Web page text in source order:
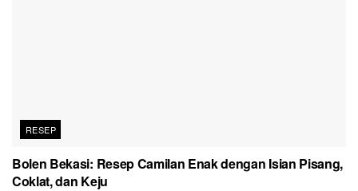
RESEP
Bolen Bekasi: Resep Camilan Enak dengan Isian Pisang,
Coklat, dan Keju